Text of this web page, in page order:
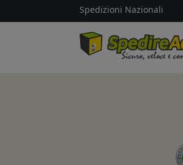
Spedizioni Nazionali